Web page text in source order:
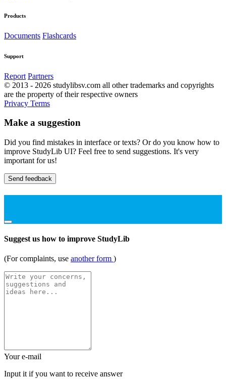
Products
Documents Flashcards
Support
Report Partners
© 2013 - 2026 studylibsv.com all other trademarks and copyrights
are the property of their respective owners
Privacy Terms
Make a suggestion
Did you find mistakes in interface or texts? Or do you know how to
improve StudyLib UI? Feel free to send suggestions. It's very
important for us!
Send feedback
Suggest us how to improve StudyLib
(For complaints, use another form )
Your e-mail
Input it if you want to receive answer